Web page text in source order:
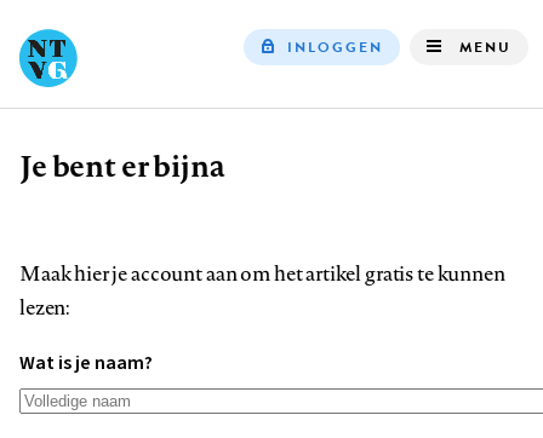
INLOGGEN MENU
Kruimelpad
Je bent er bijna
Maak hier je account aan om het artikel gratis te kunnen
lezen:
Wat is je naam?